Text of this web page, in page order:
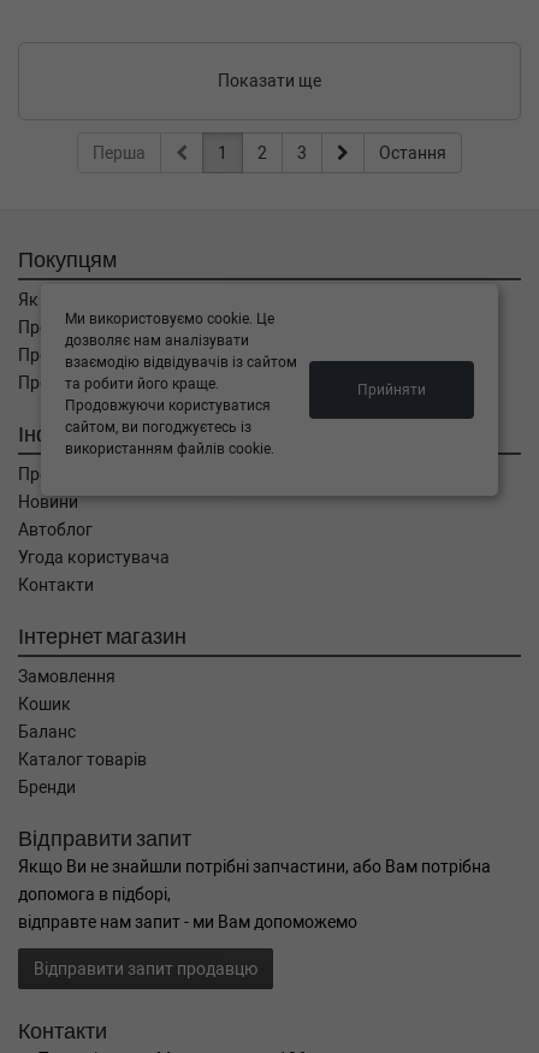
Показати ще
Перша 1 2 3 Остання
Покупцям
Як замовити
Про оплату
Про доставку
Про повернення
Інформація
Про компанію
Новини
Автоблог
Угода користувача
Контакти
Інтернет магазин
Замовлення
Кошик
Баланс
Каталог товарів
Бренди
Відправити запит
Якщо Ви не знайшли потрібні запчастини, або Вам потрібна
допомога в підборі,
відправте нам запит - ми Вам допоможемо
Відправити запит продавцю
Контакти
Ми використовуємо cookie. Це
дозволяє нам аналізувати
взаємодію відвідувачів із сайтом
та робити його краще.
Продовжуючи користуватися
сайтом, ви погоджуєтесь із
використанням файлів cookie.
Прийняти